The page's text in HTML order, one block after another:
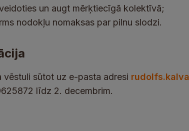
un augt mērķtiecīgā kolektīvā;
nodokļu nomaksas par pilnu slodzi.
vēstuli sūtot uz e-pasta adresi
līdz 2. decembrim.